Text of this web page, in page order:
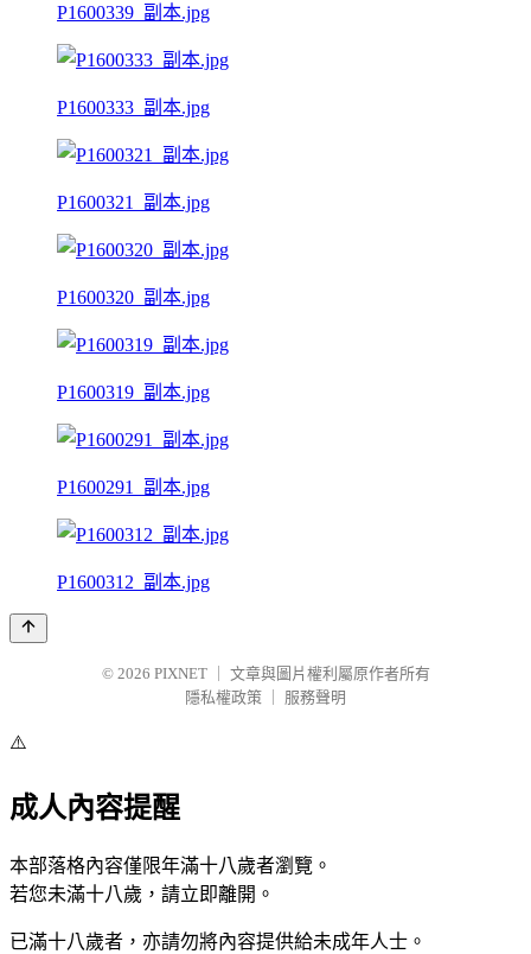
P1600339_副本.jpg
P1600333_副本.jpg
P1600321_副本.jpg
P1600320_副本.jpg
P1600319_副本.jpg
P1600291_副本.jpg
P1600312_副本.jpg
© 2026 PIXNET
文章與圖片權利屬原作者所有
隱私權政策
服務聲明
⚠️
成人內容提醒
本部落格內容僅限年滿十八歲者瀏覽。
若您未滿十八歲，請立即離開。
已滿十八歲者，亦請勿將內容提供給未成年人士。